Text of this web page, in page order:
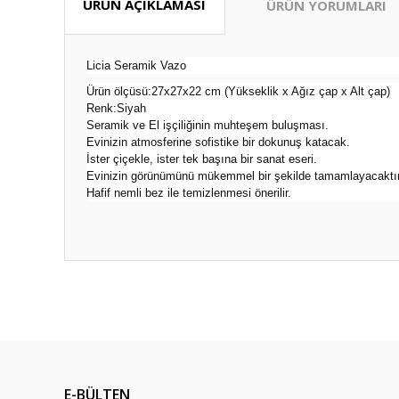
ÜRÜN AÇIKLAMASI ÜRÜN YORUMLARI
Licia Seramik Vazo
Ürün ölçüsü:27x27x22 cm (Yükseklik x Ağız çap x Alt çap)
Renk:Siyah
Seramik ve El işçiliğinin muhteşem buluşması.
Evinizin atmosferine sofistike bir dokunuş katacak.
İster çiçekle, ister tek başına bir sanat eseri.
Evinizin görünümünü mükemmel bir şekilde
Hafif nemli bez ile temizlenmesi önerilir.
aldım
E-BÜLTEN